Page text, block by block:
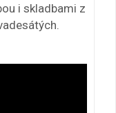
i skladbami z